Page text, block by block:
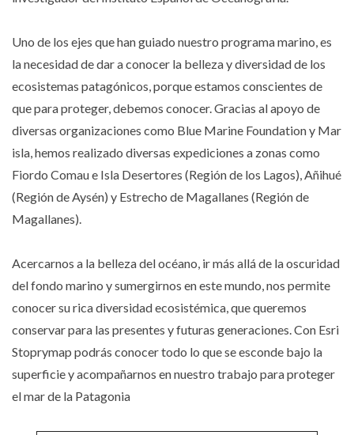
Uno de los ejes que han guiado nuestro programa marino, es
la necesidad de dar a conocer la belleza y diversidad de los
ecosistemas patagónicos, porque estamos conscientes de
que para proteger, debemos conocer. Gracias al apoyo de
diversas organizaciones como Blue Marine Foundation y Mar
isla, hemos realizado diversas expediciones a zonas como
Fiordo Comau e Isla Desertores (Región de los Lagos), Añihué
(Región de Aysén) y Estrecho de Magallanes (Región de
Magallanes).
Acercarnos a la belleza del océano, ir más allá de la oscuridad
del fondo marino y sumergirnos en este mundo, nos permite
conocer su rica diversidad ecosistémica, que queremos
conservar para las presentes y futuras generaciones. Con Esri
Stoprymap podrás conocer todo lo que se esconde bajo la
superficie y acompañarnos en nuestro trabajo para proteger
el mar de la Patagonia